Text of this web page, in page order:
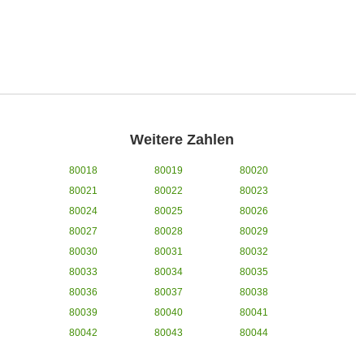
Weitere Zahlen
80018 80019
80020
80021
80022
80023
80024
80025
80026
80027
80028
80029
80030
80031
80032
80033
80034
80035
80036
80037
80038
80039
80040
80041
80042
80043
80044